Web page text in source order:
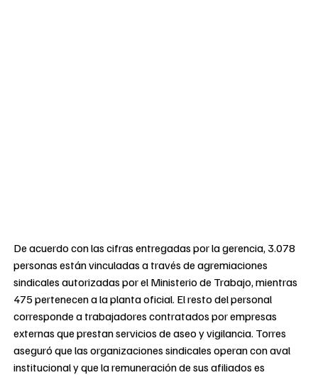
De acuerdo con las cifras entregadas por la gerencia, 3.078
personas están vinculadas a través de agremiaciones
sindicales autorizadas por el Ministerio de Trabajo, mientras
475 pertenecen a la planta oficial. El resto del personal
corresponde a trabajadores contratados por empresas
externas que prestan servicios de aseo y vigilancia. Torres
aseguró que las organizaciones sindicales operan con aval
institucional y que la remuneración de sus afiliados es